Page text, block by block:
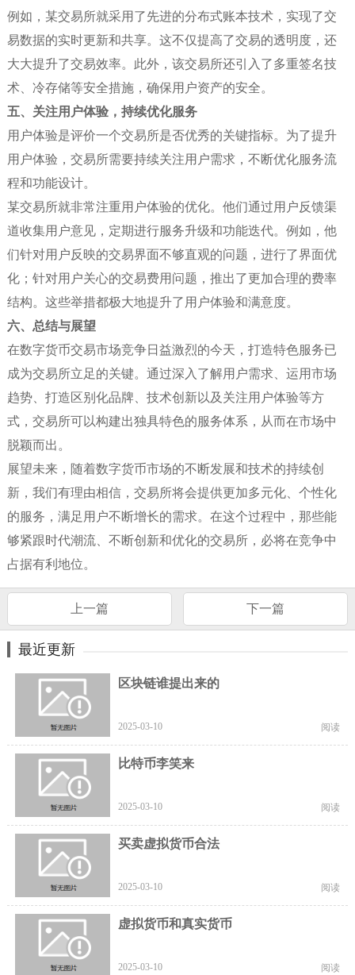
例如，某交易所就采用了先进的分布式账本技术，实现了交
易数据的实时更新和共享。这不仅提高了交易的透明度，还
大大提升了交易效率。此外，该交易所还引入了多重签名技
术、冷存储等安全措施，确保用户资产的安全。
五、关注用户体验，持续优化服务
用户体验是评价一个交易所是否优秀的关键指标。为了提升
用户体验，交易所需要持续关注用户需求，不断优化服务流
程和功能设计。
某交易所就非常注重用户体验的优化。他们通过用户反馈渠
道收集用户意见，定期进行服务升级和功能迭代。例如，他
们针对用户反映的交易界面不够直观的问题，进行了界面优
化；针对用户关心的交易费用问题，推出了更加合理的费率
结构。这些举措都极大地提升了用户体验和满意度。
六、总结与展望
在数字货币交易市场竞争日益激烈的今天，打造特色服务已
成为交易所立足的关键。通过深入了解用户需求、运用市场
趋势、打造区别化品牌、技术创新以及关注用户体验等方
式，交易所可以构建出独具特色的服务体系，从而在市场中
脱颖而出。
展望未来，随着数字货币市场的不断发展和技术的持续创
新，我们有理由相信，交易所将会提供更加多元化、个性化
的服务，满足用户不断增长的需求。在这个过程中，那些能
够紧跟时代潮流、不断创新和优化的交易所，必将在竞争中
占据有利地位。
上一篇 下一篇
最近更新
区块链谁提出来的
2025-03-10 阅读
比特币李笑来
2025-03-10 阅读
买卖虚拟货币合法
2025-03-10 阅读
虚拟货币和真实货币
2025-03-10 阅读